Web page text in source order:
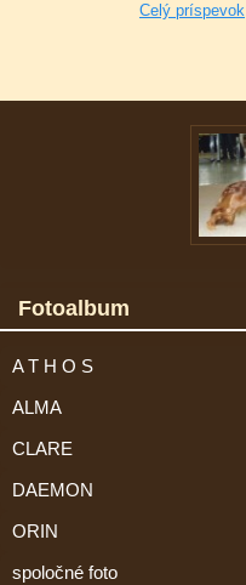
Celý príspevok
Fotoalbum
A T H O S
ALMA
CLARE
DAEMON
ORIN
spoločné foto